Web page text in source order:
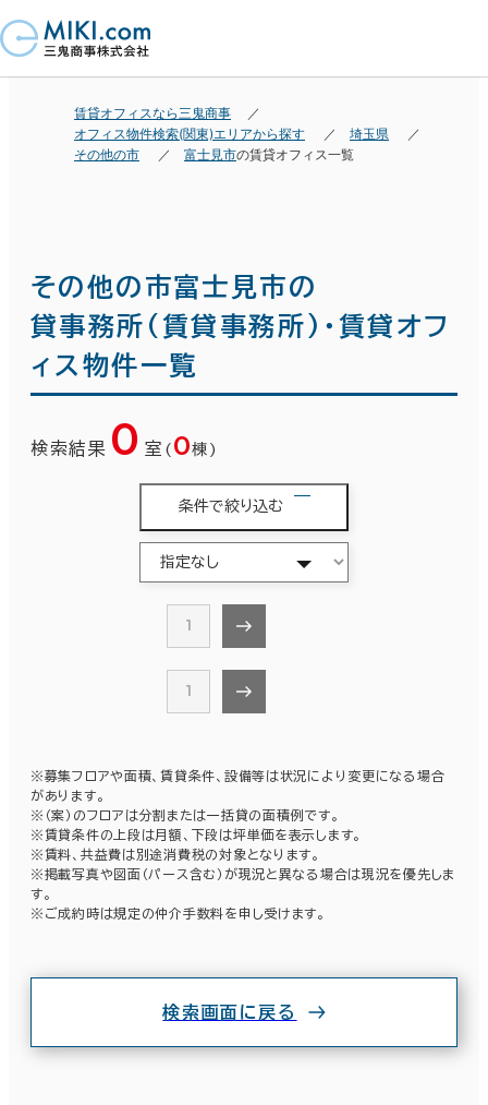
賃貸オフィスなら三鬼商事
オフィス物件検索(関東)エリアから探す
埼玉県
その他の市
富士見市の賃貸オフィス一覧
その他の市富士見市の
貸事務所(賃貸事務所)・賃貸オフ
ィス物件一覧
検索結果 0 室 ( 0棟)
条件で絞り込む
1
1
※募集フロアや面積、賃貸条件、設備等は状況により変更になる場合
があります。
※（案）のフロアは分割または一括貸の面積例です。
※賃貸条件の上段は月額、下段は坪単価を表示します。
※賃料、共益費は別途消費税の対象となります。
※掲載写真や図面（パース含む）が現況と異なる場合は現況を優先しま
す。
※ご成約時は規定の仲介手数料を申し受けます。
検索画面に戻る